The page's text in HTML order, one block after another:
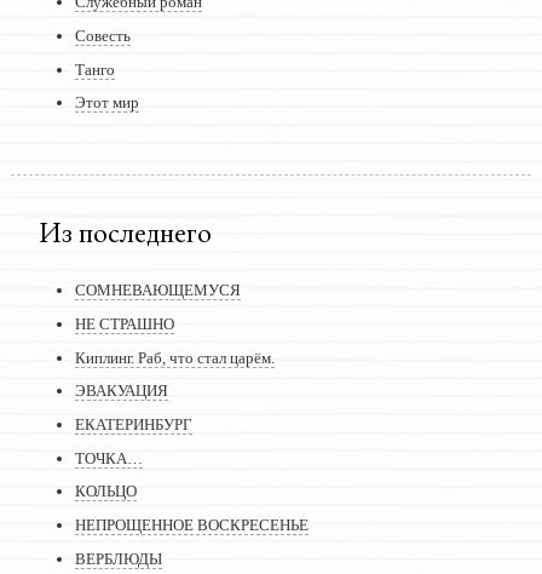
Совесть
Танго
Этот мир
Из последнего
СОМНЕВАЮЩЕМУСЯ
НЕ СТРАШНО
Киплинг. Раб, что стал царём.
ЭВАКУАЦИЯ
ЕКАТЕРИНБУРГ
ТОЧКА…
КОЛЬЦО
НЕПРОЩЕННОЕ ВОСКРЕСЕНЬЕ
ВЕРБЛЮДЫ